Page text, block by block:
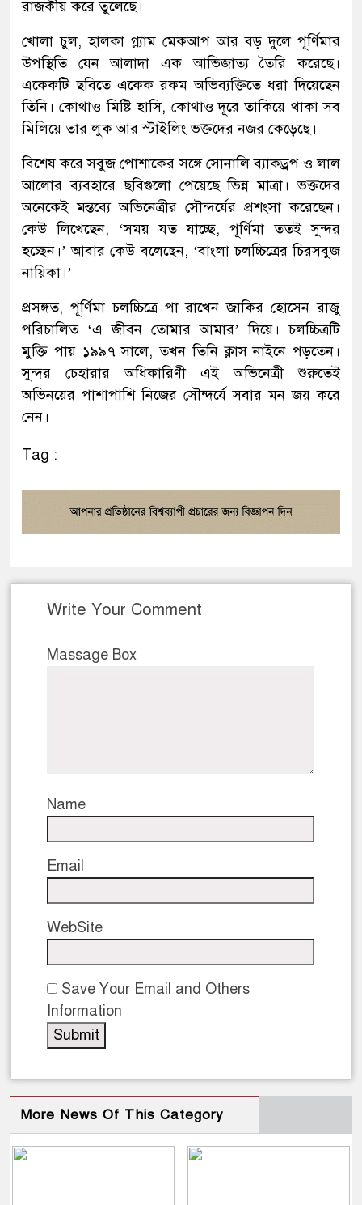
রাজকীয় করে তুলেছে।
খোলা চুল, হালকা গ্ল্যাম মেকআপ আর বড় দুলে পূর্ণিমার
উপস্থিতি যেন আলাদা এক আভিজাত্য তৈরি করেছে।
একেকটি ছবিতে একেক রকম অভিব্যক্তিতে ধরা দিয়েছেন
তিনি। কোথাও মিষ্টি হাসি, কোথাও দূরে তাকিয়ে থাকা সব
মিলিয়ে তার লুক আর স্টাইলিং ভক্তদের নজর কেড়েছে।
বিশেষ করে সবুজ পোশাকের সঙ্গে সোনালি ব্যাকড্রপ ও লাল
আলোর ব্যবহারে ছবিগুলো পেয়েছে ভিন্ন মাত্রা। ভক্তদের
অনেকেই মন্তব্যে অভিনেত্রীর সৌন্দর্যের প্রশংসা করেছেন।
কেউ লিখেছেন, ‘সময় যত যাচ্ছে, পূর্ণিমা ততই সুন্দর
হচ্ছেন।’ আবার কেউ বলেছেন, ‘বাংলা চলচ্চিত্রের চিরসবুজ
নায়িকা।’
প্রসঙ্গত, পূর্ণিমা চলচ্চিত্রে পা রাখেন জাকির হোসেন রাজু
পরিচালিত ‘এ জীবন তোমার আমার’ দিয়ে। চলচ্চিত্রটি
মুক্তি পায় ১৯৯৭ সালে, তখন তিনি ক্লাস নাইনে পড়তেন।
সুন্দর চেহারার অধিকারিণী এই অভিনেত্রী শুরুতেই
অভিনয়ের পাশাপাশি নিজের সৌন্দর্যে সবার মন জয় করে
নেন।
Tag :
Write Your Comment
Massage Box
Name
Email
WebSite
Save Your Email and Others
Information
More News Of This Category